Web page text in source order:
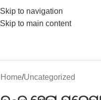
Skip to navigation
Skip to main content
Home Uncategorized